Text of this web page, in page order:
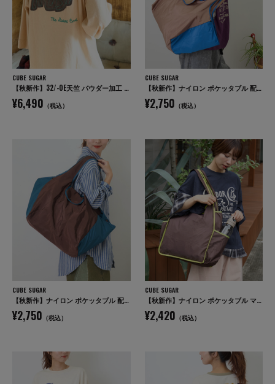
CUBE SUGAR
【秋新作】32/-OE天竺 パウダー加工 パッチロゴ 刺繍 Tシャツ
¥6,490 （税込）
CUBE SUGAR
【秋新作】ナイロン ポケッタブル 配色 マルシェ バッグ
¥2,750 （税込）
CUBE SUGAR
【秋新作】ナイロン ポケッタブル 配色 マルシェ バッグ
¥2,750 （税込）
CUBE SUGAR
【秋新作】ナイロン ポケッタブル マルシェ バッグ
¥2,420 （税込）